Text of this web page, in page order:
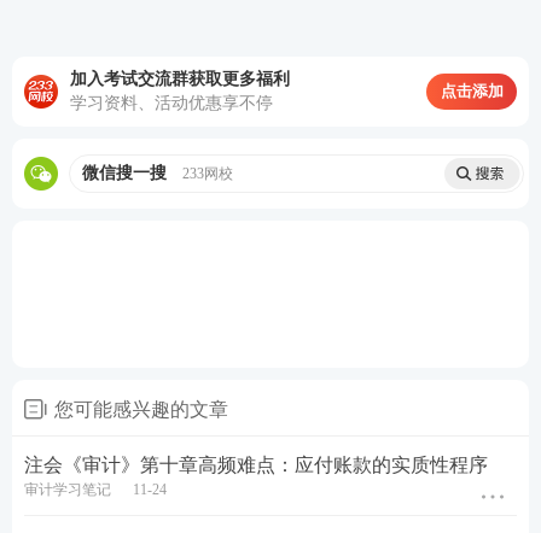
2、下列有关统计抽样和非统计抽样的共同点的说法
中，错误的是（）。
A. 统计抽样和非统计抽样都需要注册会计师运用职业
判断
加入考试交流群获取更多福利
学习资料、活动优惠享不停
点击添加
微信搜一搜 233网校
您可能感兴趣的文章
注会《审计》第十章高频难点：应付账款的实质性程序
审计学习笔记 11-24